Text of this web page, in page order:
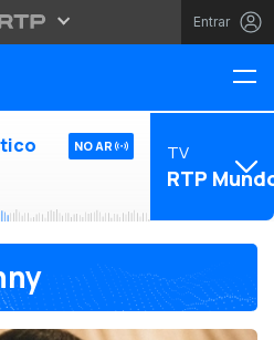
Entrar
NO AR TV
RTP